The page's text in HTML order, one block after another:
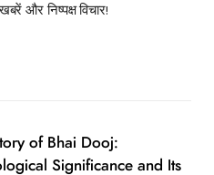
और निष्पक्ष विचार!
of Bhai Dooj:
Significance and Its